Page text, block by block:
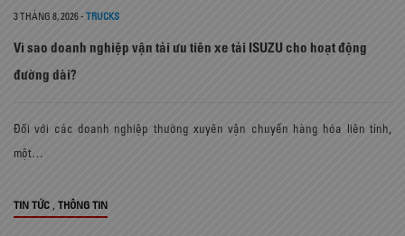
3 THÁNG 8, 2026- TRUCKS
Vì sao doanh nghiệp vận tải ưu tiên xe tải ISUZU cho hoạt động
đường dài?
Đối với các doanh nghiệp thường xuyên vận chuyển hàng hóa liên tỉnh,
một…
TIN TỨC , THÔNG TIN